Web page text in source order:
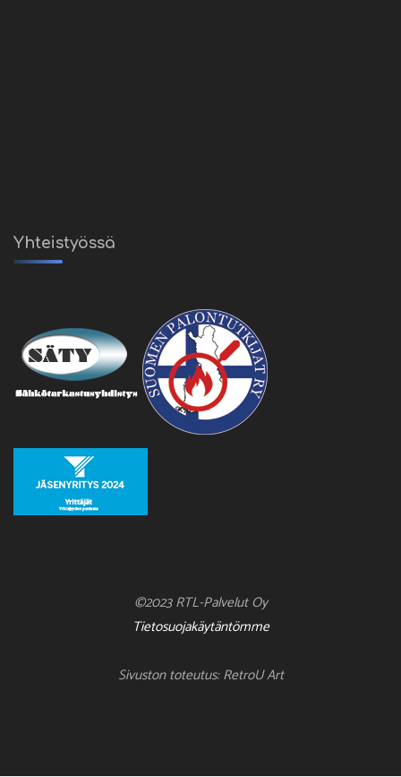
Yhteistyössä
©2023 RTL-Palvelut Oy
Tietosuojakäytäntömme
Sivuston toteutus: RetroU Art